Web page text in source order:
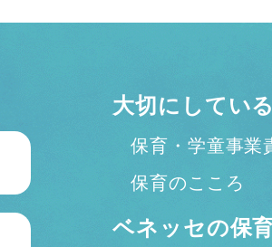
大切にしてい
保育・学童事業
保育のこころ
ベネッセの保